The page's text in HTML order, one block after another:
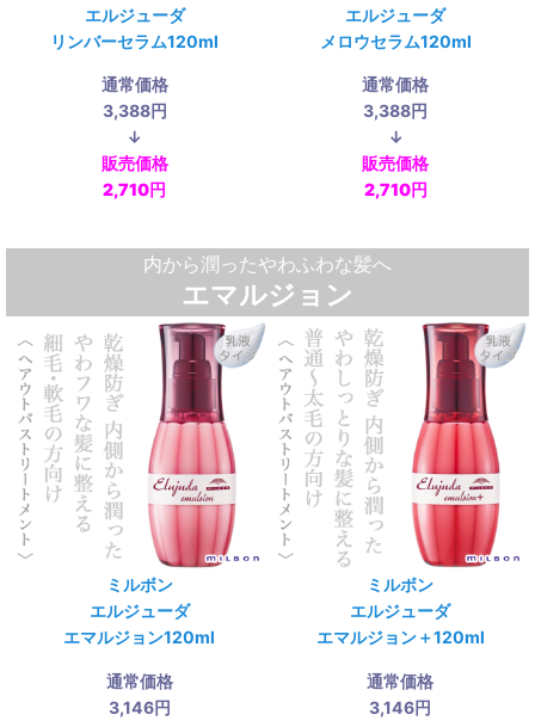
エルジューダ
リンバーセラム120ml
通常価格
3,388円
↓
販売価格
2,710円
エルジューダ
メロウセラム120ml
通常価格
3,388円
↓
販売価格
2,710円
内から潤ったやわふわな髪へ
エマルジョン
ミルボン
エルジューダ
エマルジョン120ml
通常価格
3,146円
ミルボン
エルジューダ
エマルジョン＋120ml
通常価格
3,146円